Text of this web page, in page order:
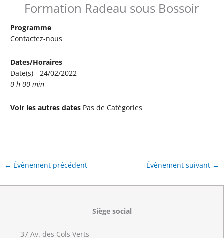
Formation Radeau sous Bossoir
Programme
Contactez-nous
Dates/Horaires
Date(s) - 24/02/2022
0 h 00 min
Voir les autres dates Pas de Catégories
← Évènement précédent Évènement suivant →
Siège social
37 Av. des Cols Verts